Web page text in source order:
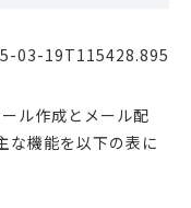
ル作成とメール配
な機能を以下の表に